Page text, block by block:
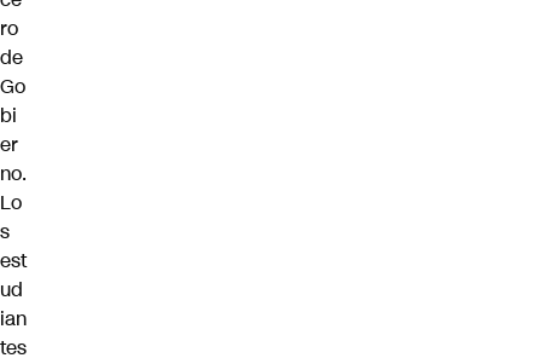
ro
de
Go
bi
er
no.
Lo
s
est
ud
ian
tes